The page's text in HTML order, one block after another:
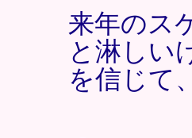
来年のス
と淋しい
を信じて